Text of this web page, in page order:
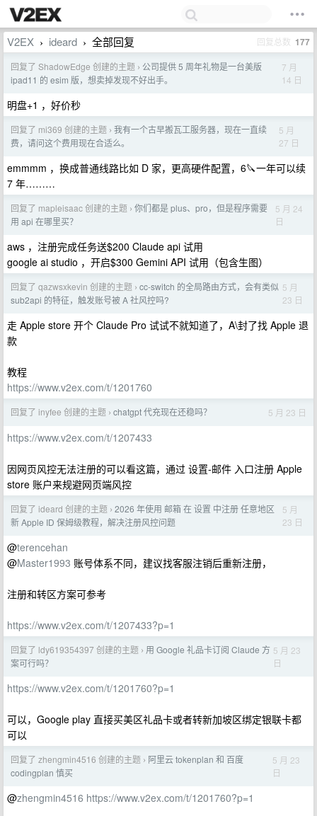
V2EX › ideard › 全部回复 回复总数 177
回复了 ShadowEdge 创建的主题 › 公司提供 5 周年礼物是一台美版
ipad11 的 esim 版，想卖掉发现不好出手。
7 月
14 日
明盘+1 ，好价秒
回复了 mi369 创建的主题 › 我有一个古早搬瓦工服务器，现在一直续
费，请问这个费用现在合适么。
5 月
27 日
emmmm ，换成普通线路比如 D 家，更高硬件配置，6🔪一年可以续
7 年………
回复了 mapleisaac 创建的主题 › 你们都是 plus、pro，但是程序需要
用 api 在哪里买？
5 月 24
日
aws ，注册完成任务送$200 Claude api 试用
google ai studio ，开启$300 Gemini API 试用（包含生图）
回复了 qazwsxkevin 创建的主题 › cc-switch 的全局路由方式，会有类似
sub2api 的特征，触发账号被 A 社风控吗?
5 月
23 日
走 Apple store 开个 Claude Pro 试试不就知道了，A\封了找 Apple 退
款
教程
https://www.v2ex.com/t/1201760
回复了 inyfee 创建的主题 › chatgpt 代充现在还稳吗？ 5 月 23 日
https://www.v2ex.com/t/1207433
因网页风控无法注册的可以看这篇，通过 设置-邮件 入口注册 Apple
store 账户来规避网页端风控
回复了 ideard 创建的主题 › 2026 年使用 邮箱 在 设置 中注册 任意地区
新 Apple ID 保姆级教程，解决注册风控问题
5 月
23 日
@terencehan
@Master1993 账号体系不同，建议找客服注销后重新注册，
注册和转区方案可参考
https://www.v2ex.com/t/1207433?p=1
回复了 ldy619354397 创建的主题 › 用 Google 礼品卡订阅 Claude 方
案可行吗？
5 月 23
日
https://www.v2ex.com/t/1201760?p=1
可以，Google play 直接买美区礼品卡或者转新加坡区绑定银联卡都
可以
回复了 zhengmin4516 创建的主题 › 阿里云 tokenplan 和 百度
codingplan 慎买
5 月 23
日
@zhengmin4516 https://www.v2ex.com/t/1201760?p=1